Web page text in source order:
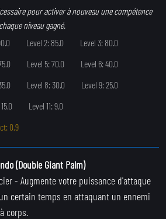
pour activer à nouveau une compétence
niveau gagné.
Level 2: 85.0
Level 3: 80.0
Level 5: 70.0
Level 6: 40.0
Level 8: 30.0
Level 9: 25.0
Level 11: 9.0
0.9
(Double Giant Palm)
- Augmente votre puissance d'attaque
certain temps en attaquant un ennemi
corps.